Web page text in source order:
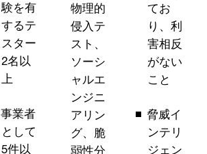
験を有
するテ
スター
2名以
上
事業者
として
5件以
物理的
侵入テ
スト、
ソーシ
ャルエ
ンジニ
アリン
グ、脆
弱性分
てお
り、利
害相反
がない
こと
脅威イ
ンテリ
ジェン